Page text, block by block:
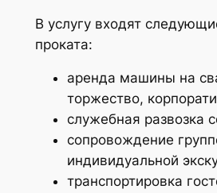
В услугу входят
проката:
аренда машины на
торжество,
служебная развозка
сопровождение
индивидуальной
транспортировка